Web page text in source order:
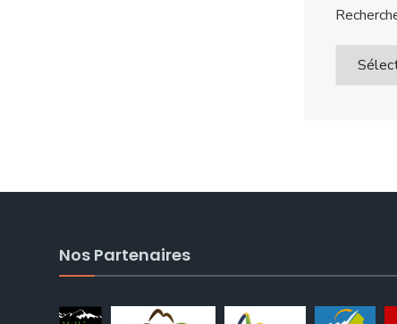
Nos Partenaires